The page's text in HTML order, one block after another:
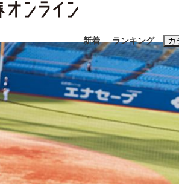
新着 ランキング カ
スクープ ニュ
おすすめの
#高市早苗
#亀和田武